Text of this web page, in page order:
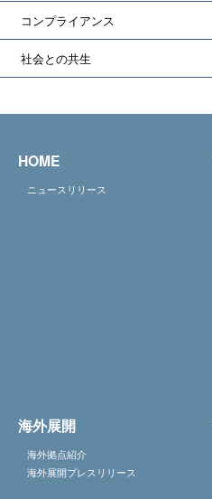
コンプライアンス
社会との共生
HOME
ニュースリリース
海外展開
海外拠点紹介
海外展開プレスリリース